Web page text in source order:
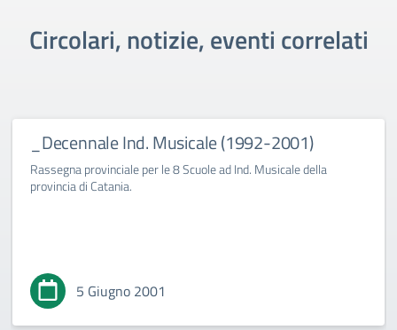
Circolari, notizie, eventi correlati
_Decennale Ind. Musicale (1992-2001)
Rassegna provinciale per le 8 Scuole ad Ind. Musicale della
provincia di Catania.
5 Giugno 2001